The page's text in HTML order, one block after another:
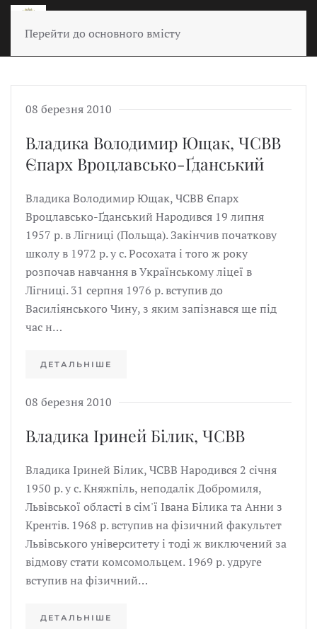
Перейти до основного вмісту
08 березня 2010
Владика Володимир Ющак, ЧСВВ
Єпарх Вроцлавсько-Ґданський
Владика Володимир Ющак, ЧСВВ Єпарх
Вроцлавсько-Ґданський Народився 19 липня
1957 p. в Лігниці (Польща). Закінчив початкову
школу в 1972 p. у с. Росохата і того ж року
розпочав навчання в Українському ліцеї в
Лігниці. 31 серпня 1976 p. вступив до
Василіянського Чину, з яким запізнався ще під
час н…
ДЕТАЛЬНІШЕ
08 березня 2010
Владика Іриней Білик, ЧСВВ
Владика Іриней Білик, ЧСВВ Народився 2 січня
1950 р. у с. Княжпіль, неподалік Добромиля,
Львівської області в сім'ї Івана Білика та Анни з
Крентів. 1968 р. вступив на фізичний факультет
Львівського університету і тоді ж виключений за
відмову стати комсомольцем. 1969 p. удруге
вступив на фізичний…
ДЕТАЛЬНІШЕ